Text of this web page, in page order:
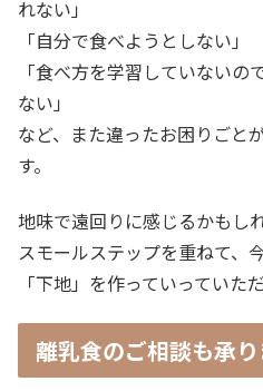
れない」
「自分で食べようとしない」
「食べ方を学習していない
ない」
など、また違ったお困りごと
す。
地味で遠回りに感じるかもし
スモールステップを重ねて、
「下地」を作っていっていた
離乳食のご相談も承